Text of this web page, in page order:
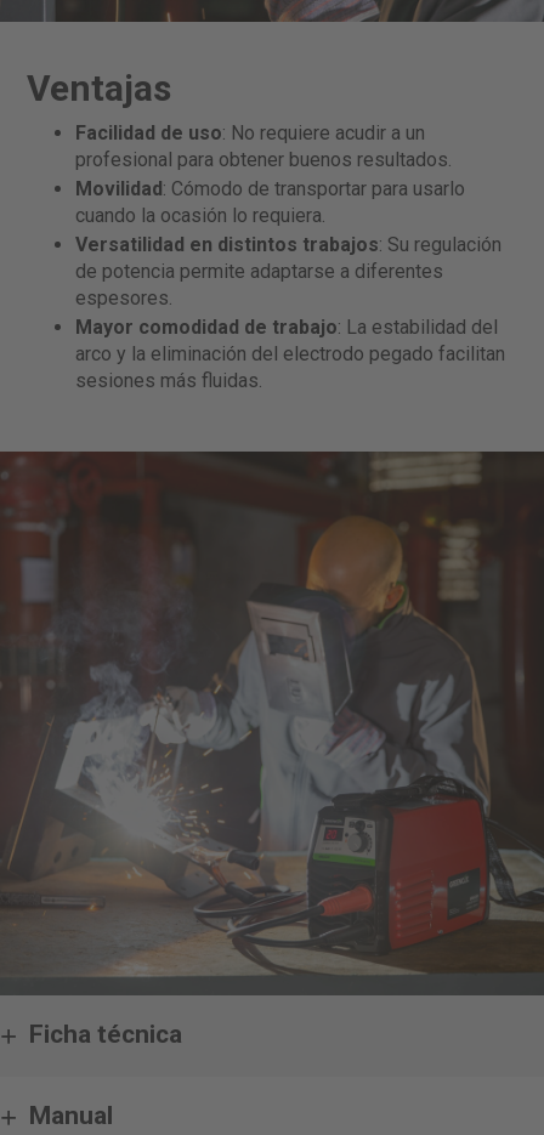
Ventajas
Facilidad de uso: No requiere acudir a un
profesional para obtener buenos resultados.
Movilidad: Cómodo de transportar para usarlo
cuando la ocasión lo requiera.
Versatilidad en distintos trabajos: Su regulación
de potencia permite adaptarse a diferentes
espesores.
Mayor comodidad de trabajo: La estabilidad del
arco y la eliminación del electrodo pegado facilitan
sesiones más fluidas.
Ficha técnica
Manual